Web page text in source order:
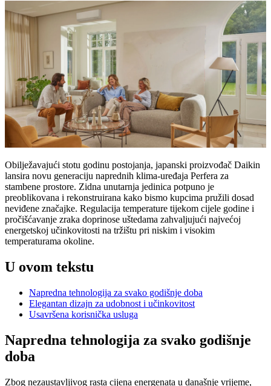
Obilježavajući stotu godinu postojanja, japanski proizvođač Daikin
lansira novu generaciju naprednih klima-uređaja Perfera za
stambene prostore. Zidna unutarnja jedinica potpuno je
preoblikovana i rekonstruirana kako bismo kupcima pružili dosad
neviđene značajke. Regulacija temperature tijekom cijele godine i
pročišćavanje zraka doprinose uštedama zahvaljujući najvećoj
energetskoj učinkovitosti na tržištu pri niskim i visokim
temperaturama okoline.
U ovom tekstu
Napredna tehnologija za svako godišnje doba
Elegantan dizajn za udobnost i učinkovitost
Usavršena korisnička usluga
Napredna tehnologija za svako godišnje
doba
Zbog nezaustavljivog rasta cijena energenata u današnje vrijeme,